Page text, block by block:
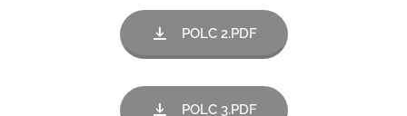
POLC 2.PDF
POLC 3.PDF